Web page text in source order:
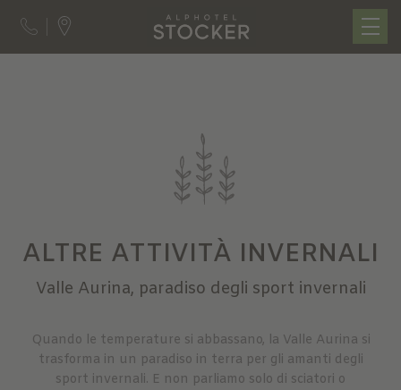
ALTRE ATTIVITÀ INVERNALI
Valle Aurina, paradiso degli sport invernali
Quando le temperature si abbassano, la Valle Aurina si
trasforma in un paradiso in terra per gli amanti degli
sport invernali. E non parliamo solo di sciatori o